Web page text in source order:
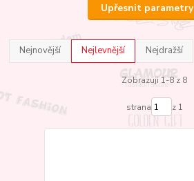
Upřesnit parametry
Nejnovější Nejlevnější Nejdražší
Zobrazuji 1-8 z 8
strana z 1